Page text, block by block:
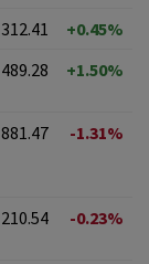
312.41
+0.45%
489.28 +1.50%
881.47 -1.31%
210.54 -0.23%